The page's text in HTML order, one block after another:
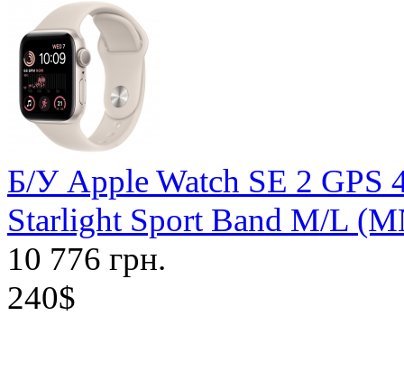
Б/У Apple Watch SE 2 GPS
Starlight Sport Band M/L
10 776 грн.
240$